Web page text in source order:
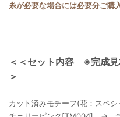
糸が必要な場合には必要分ご購
＜＜セット内容 ※完成見
＞
カット済みモチーフ(花：スペ